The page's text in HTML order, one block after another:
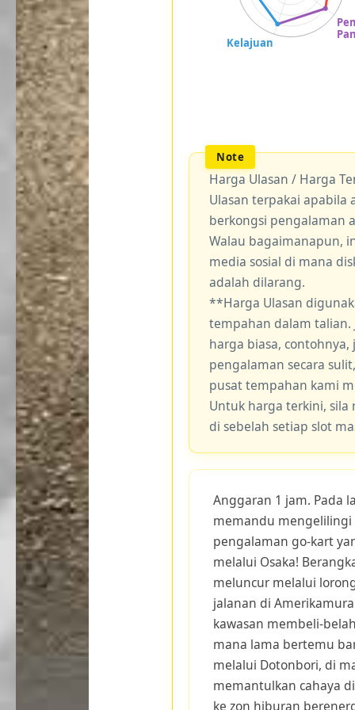
Harga Ulasan / Harga
Ulasan terpakai
berkongsi pengalaman
Walau bagaimanapun,
media sosial di mana
adalah dilarang.
**Harga Ulasan
tempahan dalam talian.
harga biasa,
pengalaman secara
pusat tempahan kami
Untuk harga terkini, sila
di sebelah setiap slot
Anggaran 1 jam. Pada
memandu mengelilingi
pengalaman go-kart
melalui Osaka!
meluncur melalui
jalanan di
kawasan membeli-
mana lama bertemu
melalui Dotonbori, di
memantulkan cahaya
ke zon hiburan